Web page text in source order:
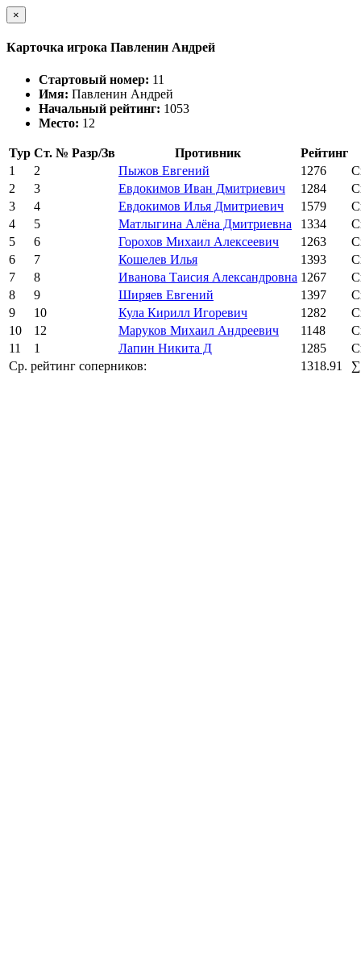
×
Карточка игрока Павленин Андрей
Стартовый номер: 11
Имя: Павленин Андрей
Начальный рейтинг: 1053
Место: 12
Тур Ст. № Разр/Зв Противник
Рейтинг
1
2 Пыжов Евгений 1276
2
3 Евдокимов Иван Дмитриевич 1284
3
4 Евдокимов Илья Дмитриевич 1579
4
5 Матлыгина Алёна Дмитриевна 1334
5
6 Горохов Михаил Алексеевич 1263
6
7 Кошелев Илья 1393
7
8 Иванова Таисия Александровна 1267
8
9 Ширяев Евгений 1397
9
10 Кула Кирилл Игоревич 1282
10
12 Маруков Михаил Андреевич 1148
11
1 Лапин Никита Д 1285
Ср. рейтинг соперников:
1318.91 ∑